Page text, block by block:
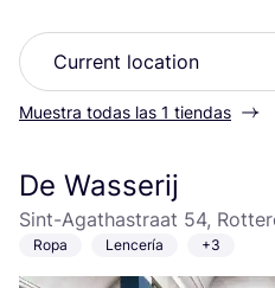
Muestra todas las 1 tiendas
De Wasserij
Sint-Agathastraat 54,
Ropa Lencería +3